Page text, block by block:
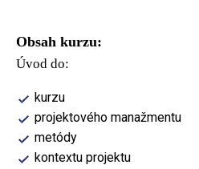
Obsah kurzu:
Úvod do:
kurzu
projektového manažmentu
metódy
kontextu projektu